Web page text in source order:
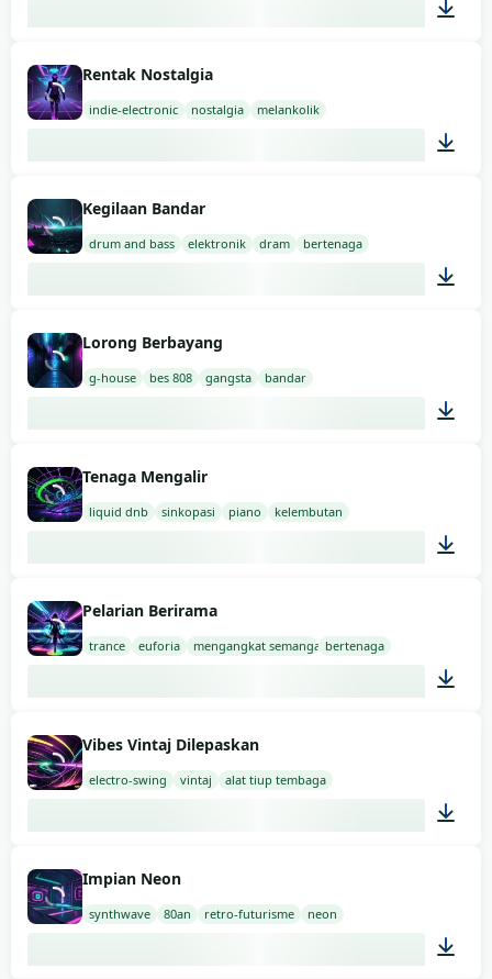
Rentak Nostalgia
indie-electronic nostalgia melankolik
Kegilaan Bandar
drum and bass elektronik dram bertenaga
Lorong Berbayang
g-house bes 808 gangsta bandar
Tenaga Mengalir
liquid dnb sinkopasi piano kelembutan
Pelarian Berirama
trance euforia mengangkat semangat bertenaga
Vibes Vintaj Dilepaskan
electro-swing vintaj alat tiup tembaga
Impian Neon
synthwave 80an retro-futurisme neon